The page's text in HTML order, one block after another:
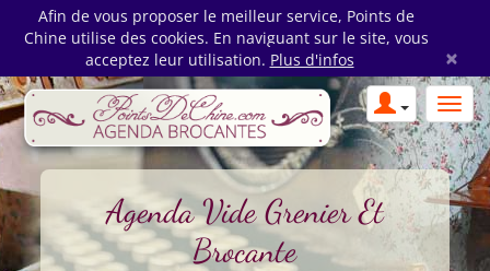
Afin de vous proposer le meilleur service, Points de
Chine utilise des cookies. En naviguant sur le site, vous
acceptez leur utilisation. Plus d'infos ×
Agenda Vide Grenier Et
Brocante